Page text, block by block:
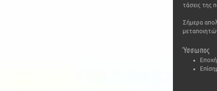
τάσεις της
Σήμερα
Ύσσωπος